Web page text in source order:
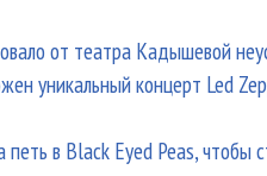
от театра Кадышевой
уникальный концерт Led
петь в Black Eyed Peas, чтобы